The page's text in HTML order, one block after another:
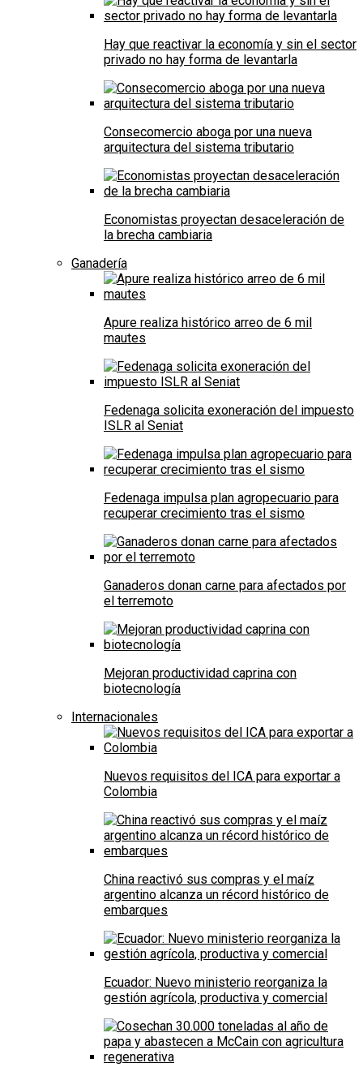
Hay que reactivar la economía y sin el sector
privado no hay forma de levantarla
Consecomercio aboga por una nueva
arquitectura del sistema tributario
Economistas proyectan desaceleración de
la brecha cambiaria
Ganadería
Apure realiza histórico arreo de 6 mil
mautes
Fedenaga solicita exoneración del impuesto
ISLR al Seniat
Fedenaga impulsa plan agropecuario para
recuperar crecimiento tras el sismo
Ganaderos donan carne para afectados por
el terremoto
Mejoran productividad caprina con
biotecnología
Internacionales
Nuevos requisitos del ICA para exportar a
Colombia
China reactivó sus compras y el maíz
argentino alcanza un récord histórico de
embarques
Ecuador: Nuevo ministerio reorganiza la
gestión agrícola, productiva y comercial